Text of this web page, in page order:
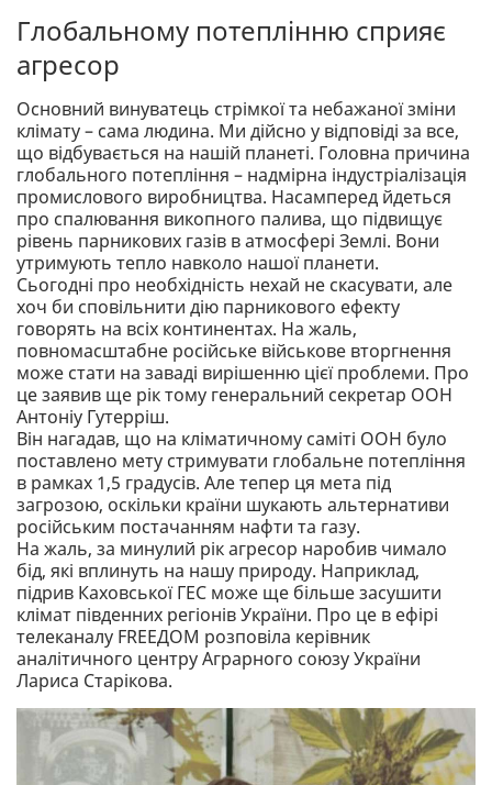
Глобальному потеплінню сприяє
агресор
Основний винуватець стрімкої та небажаної зміни
клімату – сама людина. Ми дійсно у відповіді за все,
що відбувається на нашій планеті. Головна причина
глобального потепління – надмірна індустріалізація
промислового виробництва. Насамперед йдеться
про спалювання викопного палива, що підвищує
рівень парникових газів в атмосфері Землі. Вони
утримують тепло навколо нашої планети.
Сьогодні про необхідність нехай не скасувати, але
хоч би сповільнити дію парникового ефекту
говорять на всіх континентах. На жаль,
повномасштабне російське військове вторгнення
може стати на заваді вирішенню цієї проблеми. Про
це заявив ще рік тому генеральний секретар ООН
Антоніу Гутерріш.
Він нагадав, що на кліматичному саміті ООН було
поставлено мету стримувати глобальне потепління
в рамках 1,5 градусів. Але тепер ця мета під
загрозою, оскільки країни шукають альтернативи
російським постачанням нафти та газу.
На жаль, за минулий рік агресор наробив чимало
бід, які вплинуть на нашу природу. Наприклад,
підрив Каховської ГЕС може ще більше засушити
клімат південних регіонів України. Про це в ефірі
телеканалу FREEДОМ розповіла керівник
аналітичного центру Аграрного союзу України
Лариса Старікова.